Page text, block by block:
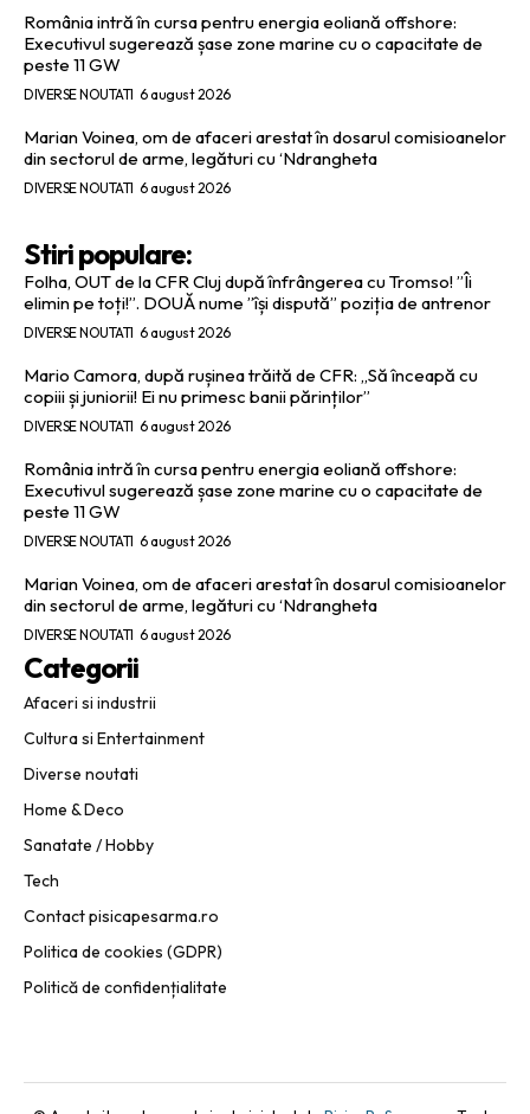
România intră în cursa pentru energia eoliană offshore:
Executivul sugerează șase zone marine cu o capacitate de
peste 11 GW
DIVERSE NOUTATI 6 august 2026
Marian Voinea, om de afaceri arestat în dosarul comisioanelor
din sectorul de arme, legături cu ‘Ndrangheta
DIVERSE NOUTATI 6 august 2026
Stiri populare:
Folha, OUT de la CFR Cluj după înfrângerea cu Tromso! ”Îi
elimin pe toți!”. DOUĂ nume ”își dispută” poziția de antrenor
DIVERSE NOUTATI 6 august 2026
Mario Camora, după rușinea trăită de CFR: „Să înceapă cu
copiii și juniorii! Ei nu primesc banii părinților”
DIVERSE NOUTATI 6 august 2026
România intră în cursa pentru energia eoliană offshore:
Executivul sugerează șase zone marine cu o capacitate de
peste 11 GW
DIVERSE NOUTATI 6 august 2026
Marian Voinea, om de afaceri arestat în dosarul comisioanelor
din sectorul de arme, legături cu ‘Ndrangheta
DIVERSE NOUTATI 6 august 2026
Categorii
Afaceri si industrii
Cultura si Entertainment
Diverse noutati
Home & Deco
Sanatate / Hobby
Tech
Contact pisicapesarma.ro
Politica de cookies (GDPR)
Politică de confidențialitate